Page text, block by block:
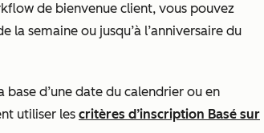
de bienvenue client, vous pouvez
la semaine ou jusqu’à l’anniversaire du
base d’une date du calendrier ou en
utiliser les critères d’inscription Basé sur